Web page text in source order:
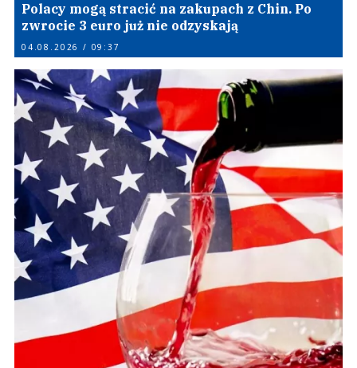
Polacy mogą stracić na zakupach z Chin. Po
zwrocie 3 euro już nie odzyskają
04.08.2026 / 09:37